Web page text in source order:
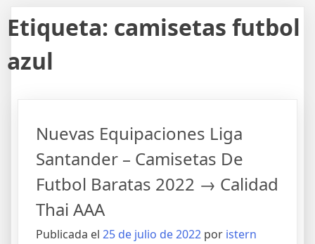
Etiqueta: camisetas futbol
azul
Nuevas Equipaciones Liga
Santander – Camisetas De
Futbol Baratas 2022 → Calidad
Thai AAA
Publicada el 25 de julio de 2022 por istern